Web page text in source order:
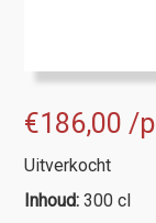
€186,00 /
Uitverkocht
Inhoud:300 cl